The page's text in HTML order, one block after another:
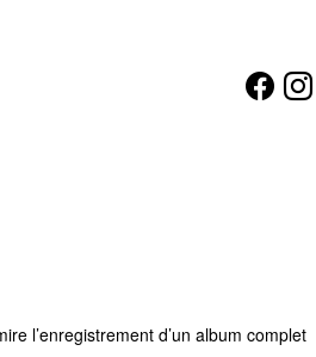
l’enregistrement d’un album complet